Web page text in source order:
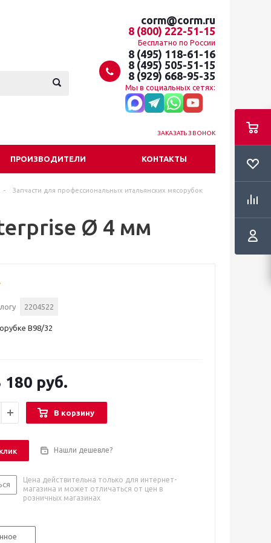
corm@corm.ru
8 (800) 222-51-15
Бесплатно по России
8 (495) 118-61-16
8 (495) 505-51-15
8 (929) 668-95-35
Мы в социальных сетях:
ЗАКАЗАТЬ ЗВОНОК
ПРОИЗВОДИТЕЛИ КОНТАКТЫ
- Запчасти для профессиональных итальянских мясорубок
Ø 4 мм
2204522
B98/32
руб.
В корзину
Нашли дешевле?
Цена действительна только для интернет-
магазина и может отличаться от цен в
розничных магазинах